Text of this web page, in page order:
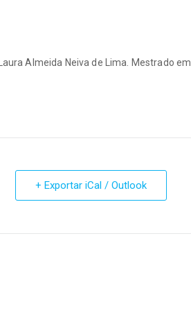
Almeida Neiva de Lima. Mestrado em
+ Exportar iCal / Outlook